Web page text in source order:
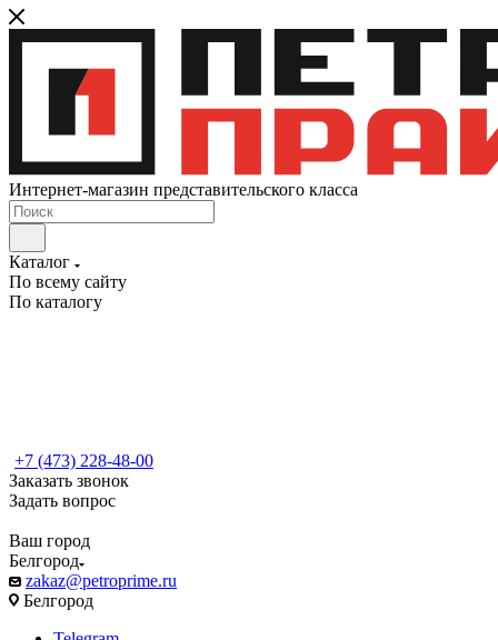
Интернет-магазин представительского класса
Каталог
По всему сайту
По каталогу
+7 (473) 228-48-00
Заказать звонок
Задать вопрос
Ваш город
Белгород
zakaz@petroprime.ru
Белгород